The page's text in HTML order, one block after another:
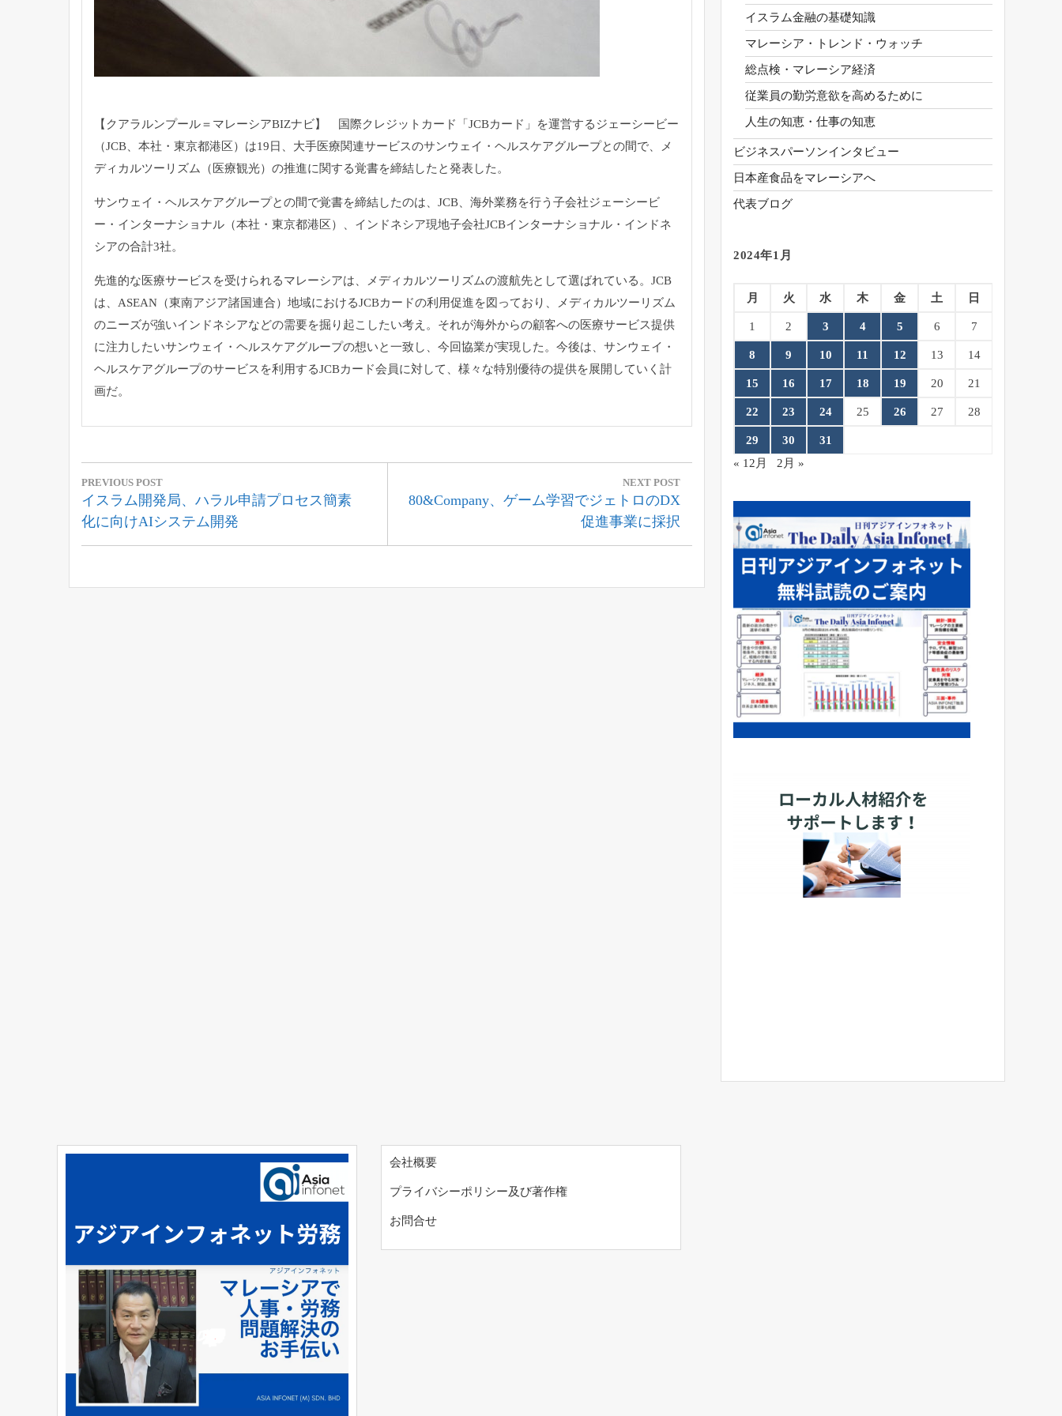
【クアラルンプール＝マレーシアBIZナビ】 国際クレジットカード「JCBカード」を運営するジェーシービー
（JCB、本社・東京都港区）は19日、大手医療関連サービスのサンウェイ・ヘルスケアグループとの間で、メ
ディカルツーリズム（医療観光）の推進に関する覚書を締結したと発表した。
サンウェイ・ヘルスケアグループとの間で覚書を締結したのは、JCB、海外業務を行う子会社ジェーシービ
ー・インターナショナル（本社・東京都港区）、インドネシア現地子会社JCBインターナショナル・インドネ
シアの合計3社。
先進的な医療サービスを受けられるマレーシアは、メディカルツーリズムの渡航先として選ばれている。JCB
は、ASEAN（東南アジア諸国連合）地域におけるJCBカードの利用促進を図っており、メディカルツーリズム
のニーズが強いインドネシアなどの需要を掘り起こしたい考え。それが海外からの顧客への医療サービス提供
に注力したいサンウェイ・ヘルスケアグループの想いと一致し、今回協業が実現した。今後は、サンウェイ・
ヘルスケアグループのサービスを利用するJCBカード会員に対して、様々な特別優待の提供を展開していく計
画だ。
投
稿
ナ
ビ
PREVIOUS POST
Previous
Post:
イスラム開発局、ハラル申請プロセス簡素
化に向けAIシステム開発
NEXT POST
Next
80&Company、ゲーム学習でジェトロのDX
促進事業に採択
イスラム金融の基礎知識
マレーシア・トレンド・ウォッチ
総点検・マレーシア経済
従業員の勤労意欲を高めるために
人生の知恵・仕事の知恵
ビジネスパーソンインタビュー
日本産食品をマレーシアへ
代表ブログ
2024年1月
月 火 水 木 金 土 日
1 2 3 4 5 6 7
8 9 10 11 12 13 14
15 16 17 18 19 20 21
22 23 24 25 26 27 28
29 30
31
« 12月
2月 »
会社概要
プライバシーポリシー及び著作権
お問合せ